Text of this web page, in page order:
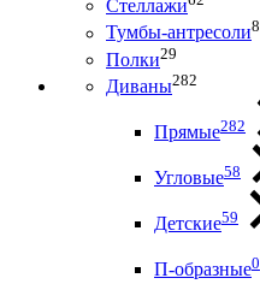
Стеллажи
Тумбы-антресоли8
Полки29
Диваны282
Прямые282
Угловые58
Детские59
П-образные0